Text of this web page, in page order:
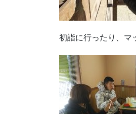
初詣に行ったり、マ